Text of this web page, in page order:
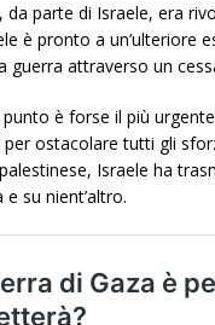
da parte di Israele, era
è pronto a un’ulteriore
guerra attraverso un
punto è forse il più
ostacolare tutti gli
Israele ha
su nient’altro.